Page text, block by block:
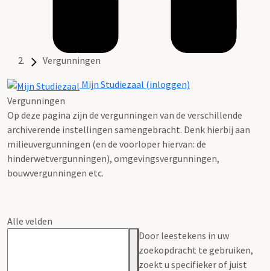
Vergunningen
Mijn Studiezaal (inloggen)
Vergunningen
Op deze pagina zijn de vergunningen van de verschillende
archiverende instellingen samengebracht. Denk hierbij aan
milieuvergunningen (en de voorloper hiervan: de
hinderwetvergunningen), omgevingsvergunningen,
bouwvergunningen etc.
Alle velden
Door leestekens in uw
zoekopdracht te gebruiken,
zoekt u specifieker of juist